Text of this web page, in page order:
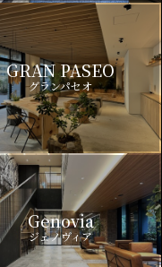
GRAN PASEO
グランパセオ
Genovia
ジェノヴィア